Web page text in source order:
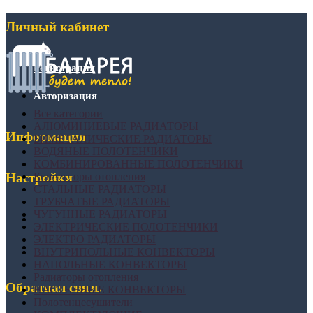
Личный кабинет
Регистрация
Авторизация
Информация
Настройки
Обратная связь
БИМЕТАЛИЧЕСКИЕ РАДИАТОРЫ
Конвекторы отопления
СТАЛЬНЫЕ РАДИАТОРЫ
НАСТЕННЫЕ КОНВЕКТОРЫ